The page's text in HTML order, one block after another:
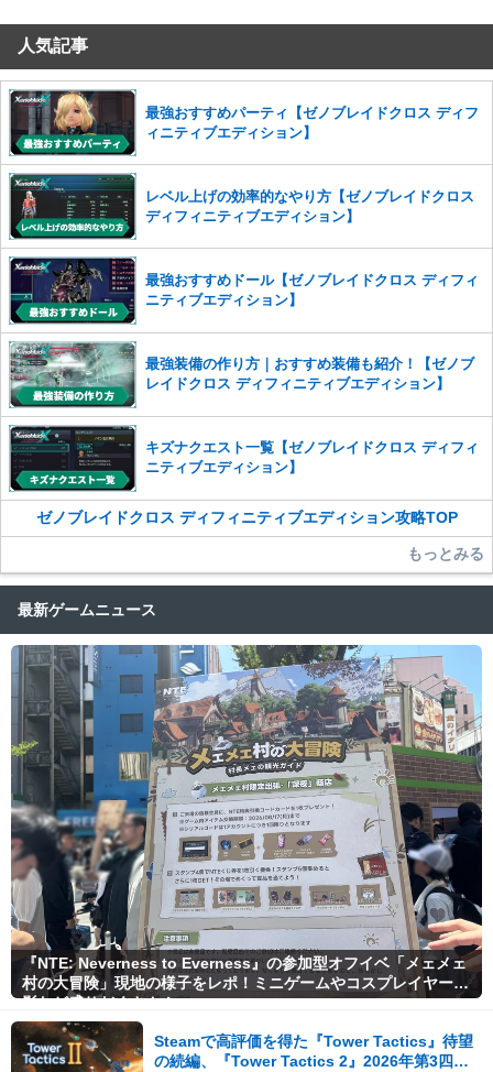
コメントの削除を申請する
せていただきます。ご了承ください。
※一度削除したコメントは復元ができませんのでご注意くだ
さい。
また、過度な利用規約の違反や、弊社に損害の及ぶ内容の書き込みがあ
った場合は、法的措置をとらせていただく場合もございますので、あら
かじめご理解くださいませ。
人気記事
最強おすすめパーティ【ゼノブレイドクロス ディフ
ィニティブエディション】
レベル上げの効率的なやり方【ゼノブレイドクロス
ディフィニティブエディション】
最強おすすめドール【ゼノブレイドクロス ディフィ
ニティブエディション】
最強装備の作り方｜おすすめ装備も紹介！【ゼノブ
レイドクロス ディフィニティブエディション】
キズナクエスト一覧【ゼノブレイドクロス ディフィ
ニティブエディション】
ゼノブレイドクロス ディフィニティブエディション攻略TOP
もっとみる
最新ゲームニュース
『NTE: Neverness to Everness』の参加型オフイベ「メェメェ
村の大冒険」現地の様子をレポ！ミニゲームやコスプレイヤー撮
影など盛りだくさん！
Steamで高評価を得た『Tower Tactics』待望
の続編、『Tower Tactics 2』2026年第3四半